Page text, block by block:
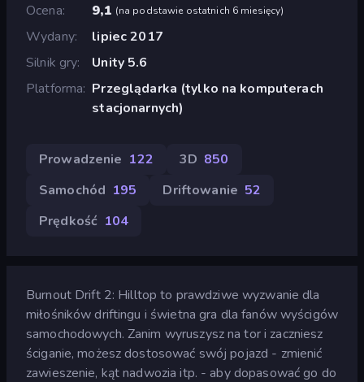
Ocena 9,1 (na podstawie ostatnich 6 miesięcy)
Wydany
lipiec 2017
Silnik gry
Unity 5.6
Platforma Przeglądarka (tylko na komputerach
stacjonarnych)
Prowadzenie 122 3D 850
Samochód 195 Driftowanie 52
Prędkość 104
Burnout Drift 2: Hilltop to prawdziwe wyzwanie dla
miłośników driftingu i świetna gra dla fanów wyścigów
samochodowych. Zanim wyruszysz na tor i zaczniesz
ściganie, możesz dostosować swój pojazd - zmienić
zawieszenie, kąt nadwozia itp. - aby dopasować go do